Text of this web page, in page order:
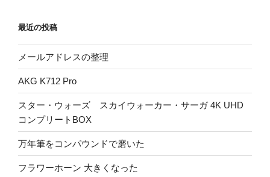
最近の投稿
メールアドレスの整理
AKG K712 Pro
スター・ウォーズ スカイウォーカー・サーガ 4K UHD
コンプリートBOX
万年筆をコンパウンドで磨いた
フラワーホーン 大きくなった